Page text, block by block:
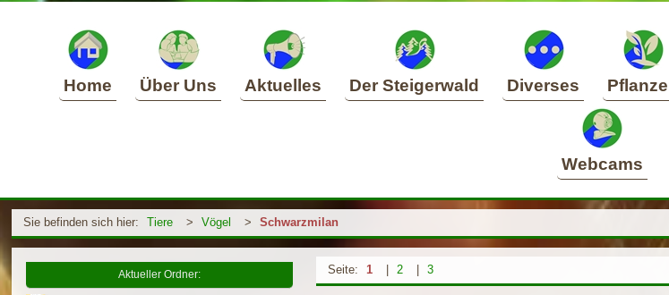
Home Über Uns Aktuelles Der Steigerwald Diverses
Webcams
Sie befinden sich hier: Tiere > Vögel > Schwarzmilan
Seite: 1 2 3
Aktueller Ordner: